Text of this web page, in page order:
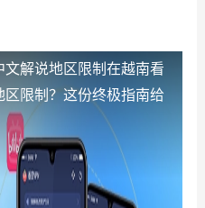
解说地区限制 在越南看
限制？这份终极指南给